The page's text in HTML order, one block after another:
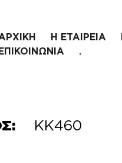
Η ΕΤΑΙΡΕΙΑ
ΕΠΙΚΟΙΝΩΝΙΑ
.
ΚΚ460